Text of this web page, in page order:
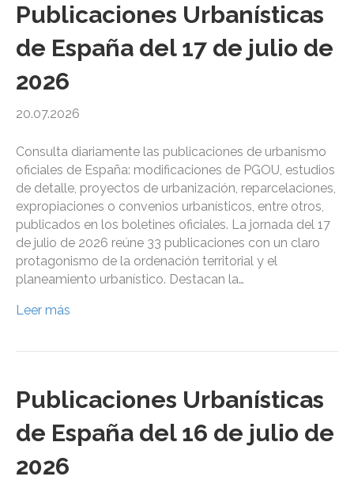
Publicaciones Urbanísticas
de España del 17 de julio de
2026
20.07.2026
Consulta diariamente las publicaciones de urbanismo
oficiales de España: modificaciones de PGOU, estudios
de detalle, proyectos de urbanización, reparcelaciones,
expropiaciones o convenios urbanísticos, entre otros,
publicados en los boletines oficiales. La jornada del 17
de julio de 2026 reúne 33 publicaciones con un claro
protagonismo de la ordenación territorial y el
planeamiento urbanístico. Destacan la…
Leer más
Publicaciones Urbanísticas
de España del 16 de julio de
2026